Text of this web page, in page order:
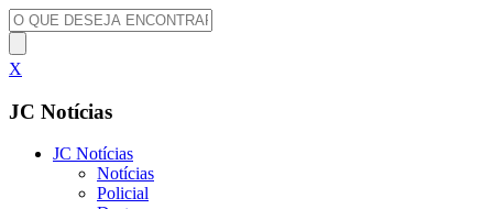
X
JC Notícias
JC Notícias
Notícias
Policial